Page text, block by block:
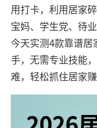
用打卡，利用居家
宝妈、学生党、待
今天实测4款靠谱居
手，无需专业技能
难，轻松抓住居家赚